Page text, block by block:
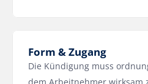
Form & Zugang
Die Kündigung muss